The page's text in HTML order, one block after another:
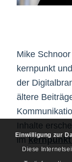
Mike
kernpunkt
der
ältere
Inhalte
im
Einwilligung zur
Diese